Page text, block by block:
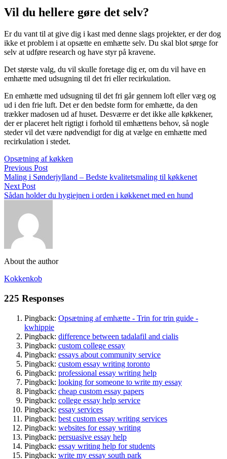
Vil du hellere gøre det selv?
Er du vant til at give dig i kast med denne slags projekter, er der dog
ikke et problem i at opsætte en emhætte selv. Du skal blot sørge for
selv at udføre research og have styr på kravene.
Det største valg, du vil skulle foretage dig er, om du vil have en
emhætte med udsugning til det fri eller recirkulation.
En emhætte med udsugning til det fri går gennem loft eller væg og
ud i den frie luft. Det er den bedste form for emhætte, da den
trækker madosen ud af huset. Desværre er det ikke alle køkkener,
der er placeret helt rigtigt i forhold til emhættens behov, så nogle
steder vil det være nødvendigt for dig at vælge en emhætte med
recirkulation i stedet.
Opsætning af køkken
Previous Post
Maling i Sønderjylland – Bedste kvalitetsmaling til køkkenet
Next Post
Sådan holder du hygiejnen i orden i køkkenet med en hund
About the author
Kokkenkob
225 Responses
Pingback: Opsætning af emhætte - Trin for trin guide -
kwhippie
Pingback: difference between tadalafil and cialis
Pingback: custom college essay
Pingback: essays about community service
Pingback: custom essay writing toronto
Pingback: professional essay writing help
Pingback: looking for someone to write my essay
Pingback: cheap custom essay papers
Pingback: college essay help service
Pingback: essay services
Pingback: best custom essay writing services
Pingback: websites for essay writing
Pingback: persuasive essay help
Pingback: essay writing help for students
Pingback: write my essay south park